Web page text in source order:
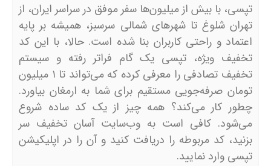
تپسی، با بیش از میلیون‌ها سفر موفق در سراسر ایران، از
تهران شلوغ تا شهرهای شمالی سرسبز، همیشه بر پایه
اعتماد و راحتی کاربران بنا شده است. حالا، با این کد
تخفیف ویژه، تپسی یک گام فراتر رفته و سیستم
تخفیف تصادفی را معرفی کرده که می‌تواند تا ۱ میلیون
تومان صرفه‌جویی مستقیم برای شما به ارمغان بیاورد.
چطور کار می‌کند؟ همه چیز از یک کد ساده شروع
می‌شود. کافی است به وب‌سایت آسان تخفیف سر
بزنید، کد مربوطه را دریافت کنید و آن را در اپلیکیشن
تپسی وارد نمایید.